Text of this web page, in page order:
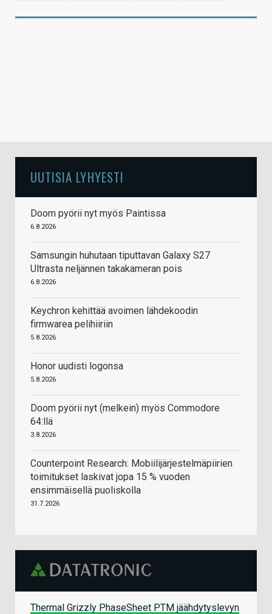
UUTISIA LYHYESTI
Doom pyörii nyt myös Paintissa
6.8.2026
Samsungin huhutaan tiputtavan Galaxy S27
Ultrasta neljännen takakameran pois
6.8.2026
Keychron kehittää avoimen lähdekoodin
firmwarea pelihiiriin
5.8.2026
Honor uudisti logonsa
5.8.2026
Doom pyörii nyt (melkein) myös Commodore
64:llä
3.8.2026
Counterpoint Research: Mobiilijärjestelmäpiirien
toimitukset laskivat jopa 15 % vuoden
ensimmäisellä puoliskolla
31.7.2026
Thermal Grizzly PhaseSheet PTM jäähdytyslevyn